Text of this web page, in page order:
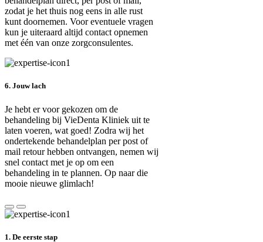
zodat je het thuis nog eens in alle rust
kunt doornemen. Voor eventuele vragen
kun je uiteraard altijd contact opnemen
met één van onze zorgconsulentes.
6. Jouw lach
Je hebt er voor gekozen om de
behandeling bij VieDenta Kliniek uit te
laten voeren, wat goed! Zodra wij het
ondertekende behandelplan per post of
mail retour hebben ontvangen, nemen wij
snel contact met je op om een
behandeling in te plannen. Op naar die
mooie nieuwe glimlach!
1. De eerste stap